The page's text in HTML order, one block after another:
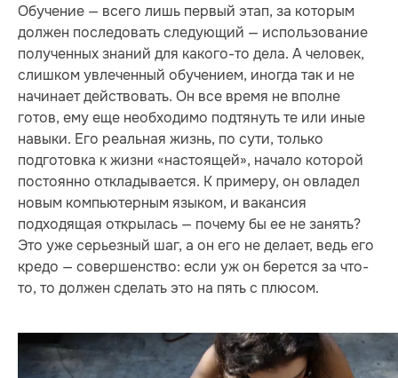
Обучение — всего лишь первый этап, за которым
должен последовать следующий — использование
полученных знаний для какого-то дела. А человек,
слишком увлеченный обучением, иногда так и не
начинает действовать. Он все время не вполне
готов, ему еще необходимо подтянуть те или иные
навыки. Его реальная жизнь, по сути, только
подготовка к жизни «настоящей», начало которой
постоянно откладывается. К примеру, он овладел
новым компьютерным языком, и вакансия
подходящая открылась — почему бы ее не занять?
Это уже серьезный шаг, а он его не делает, ведь его
кредо — совершенство: если уж он берется за что-
то, то должен сделать это на пять с плюсом.